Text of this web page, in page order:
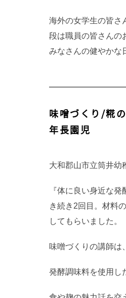
海外の女学生の皆さ
段は職員の皆さんの
みなさんの健やかな
味噌づくり/糀
年長園児
大和郡山市立筒井幼
『体に良い身近な
き続き2回目。材料
してもらいました。
味噌づくりの講師は
発酵調味料を使用し